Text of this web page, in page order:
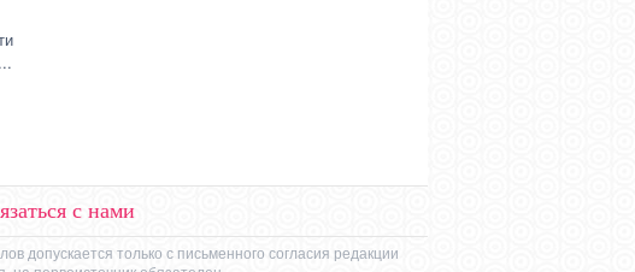
с нами
только с письменного согласия редакции